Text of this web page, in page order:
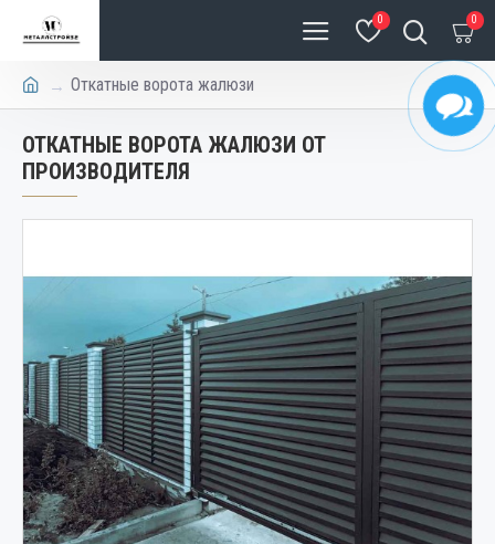
0 0
Откатные ворота жалюзи
ОТКАТНЫЕ ВОРОТА ЖАЛЮЗИ ОТ
ПРОИЗВОДИТЕЛЯ